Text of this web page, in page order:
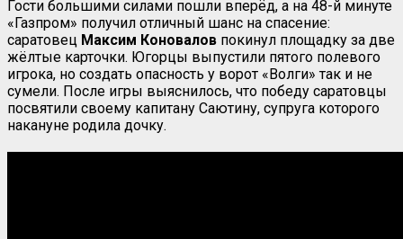
Гости большими силами пошли вперёд, а на 48-й минуте
«Газпром» получил отличный шанс на спасение:
саратовец Максим Коновалов покинул площадку за две
жёлтые карточки. Югорцы выпустили пятого полевого
игрока, но создать опасность у ворот «Волги» так и не
сумели. После игры выяснилось, что победу саратовцы
посвятили своему капитану Саютину, супруга которого
накануне родила дочку.